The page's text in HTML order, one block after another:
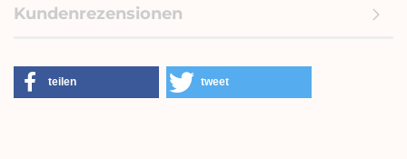
Kundenrezensionen
teilen tweet